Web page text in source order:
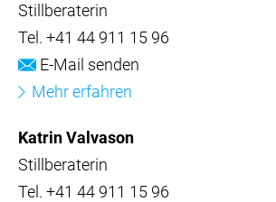
Stillberaterin
Tel. +41 44 911 15 96
E-Mail senden
Mehr erfahren
Katrin Valvason
Stillberaterin
Tel. +41 44 911 15 96